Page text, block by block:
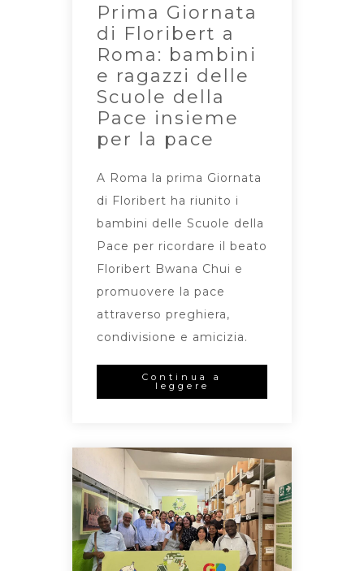
Prima Giornata
di Floribert a
Roma: bambini
e ragazzi delle
Scuole della
Pace insieme
per la pace
A Roma la prima Giornata
di Floribert ha riunito i
bambini delle Scuole della
Pace per ricordare il beato
Floribert Bwana Chui e
promuovere la pace
attraverso preghiera,
condivisione e amicizia.
Continua a
leggere